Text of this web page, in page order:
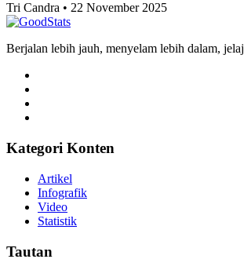
Tri Candra • 22 November 2025
Berjalan lebih jauh, menyelam lebih dalam,
Kategori Konten
Artikel
Infografik
Video
Statistik
Tautan